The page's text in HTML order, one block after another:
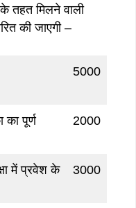
तहत मिलने वाली
की जाएगी –
5000
का पूर्ण
2000
में प्रवेश के
3000